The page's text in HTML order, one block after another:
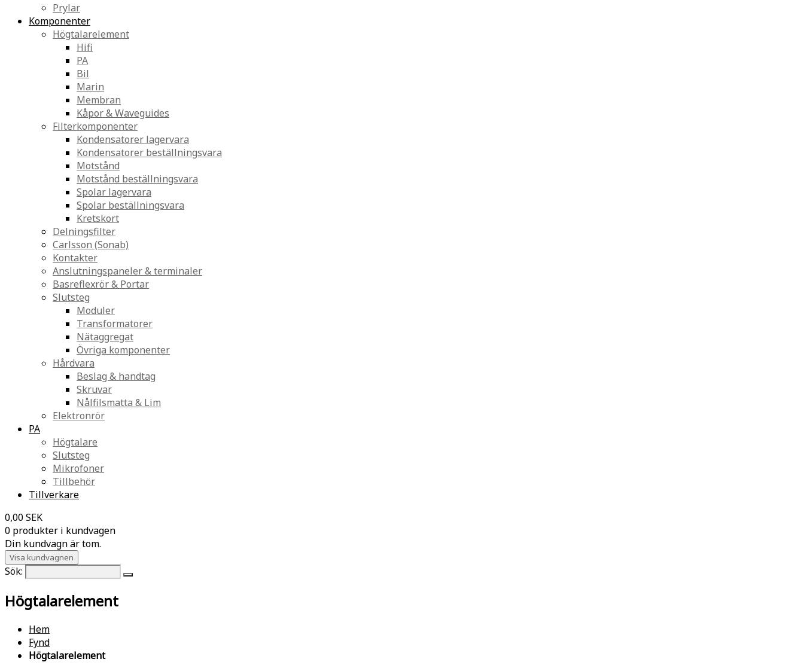
Prylar
Komponenter
Högtalarelement
Hifi
PA
Bil
Marin
Membran
Kåpor & Waveguides
Filterkomponenter
Kondensatorer lagervara
Kondensatorer beställningsvara
Motstånd
Motstånd beställningsvara
Spolar lagervara
Spolar beställningsvara
Kretskort
Delningsfilter
Carlsson (Sonab)
Kontakter
Anslutningspaneler & terminaler
Basreflexrör & Portar
Slutsteg
Moduler
Transformatorer
Nätaggregat
Övriga komponenter
Hårdvara
Beslag & handtag
Skruvar
Nålfilsmatta & Lim
Elektronrör
PA
Högtalare
Slutsteg
Mikrofoner
Tillbehör
Tillverkare
0,00 SEK
0 produkter i kundvagen
Din kundvagn är tom.
Visa kundvagnen
Sök:
Högtalarelement
Hem
Fynd
Högtalarelement